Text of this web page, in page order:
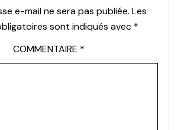
e-mail ne sera pas publiée. Les
sont indiqués avec *
COMMENTAIRE *